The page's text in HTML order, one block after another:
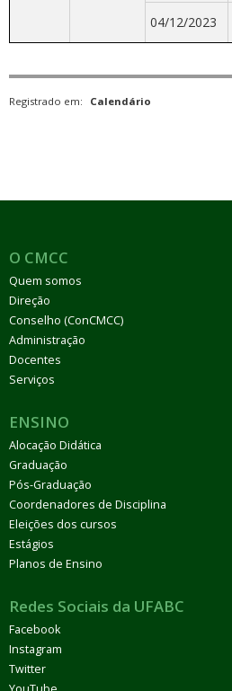
04/12/2023
Registrado em: Calendário
O CMCC
Quem somos
Direção
Conselho (ConCMCC)
Administração
Docentes
Serviços
ENSINO
Alocação Didática
Graduação
Pós-Graduação
Coordenadores de Disciplina
Eleições dos cursos
Estágios
Planos de Ensino
Redes Sociais da UFABC
Facebook
Instagram
Twitter